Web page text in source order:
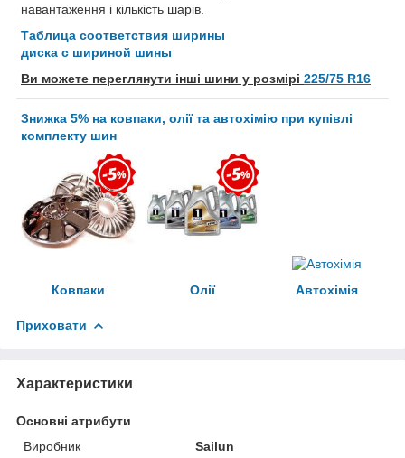
навантаження і кількість шарів.
Таблица соответствия ширины
диска с шириной шины
Ви можете переглянути інші шини у розмірі 225/75 R16
Знижка 5% на ковпаки, олії та автохімію при купівлі
комплекту шин
Ковпаки Олії Автохімія
Приховати
Характеристики
Основні атрибути
Виробник
Sailun